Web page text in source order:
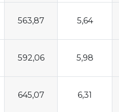
563,87 5,64
592,06 5,98
645,07 6,31